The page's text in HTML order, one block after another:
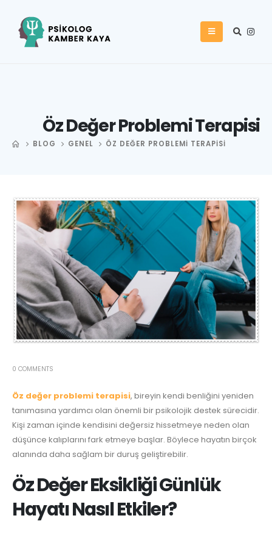
Öz Değer Problemi Terapisi
BLOG GENEL ÖZ DEĞER PROBLEMI TERAPISI
0 COMMENTS
Öz değer problemi terapisi, bireyin kendi benliğini yeniden
tanımasına yardımcı olan önemli bir psikolojik destek sürecidir.
Kişi zaman içinde kendisini değersiz hissetmeye neden olan
düşünce kalıplarını fark etmeye başlar. Böylece hayatın birçok
alanında daha sağlam bir duruş geliştirebilir.
Öz Değer Eksikliği Günlük
Hayatı Nasıl Etkiler?